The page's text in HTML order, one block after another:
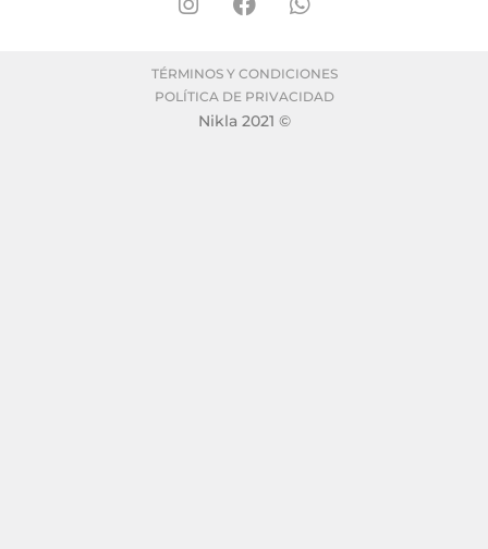
TÉRMINOS Y CONDICIONES
POLÍTICA DE PRIVACIDAD
Nikla 2021 ©